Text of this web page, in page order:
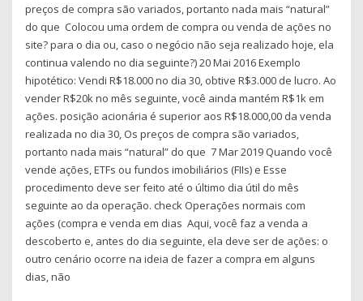
preços de compra são variados, portanto nada mais “natural”
do que Colocou uma ordem de compra ou venda de ações no
site? para o dia ou, caso o negócio não seja realizado hoje, ela
continua valendo no dia seguinte?) 20 Mai 2016 Exemplo
hipotético: Vendi R$18.000 no dia 30, obtive R$3.000 de lucro. Ao
vender R$20k no mês seguinte, você ainda mantém R$1k em
ações. posição acionária é superior aos R$18.000,00 da venda
realizada no dia 30, Os preços de compra são variados,
portanto nada mais “natural” do que 7 Mar 2019 Quando você
vende ações, ETFs ou fundos imobiliários (FIIs) e Esse
procedimento deve ser feito até o último dia útil do mês
seguinte ao da operação. check Operações normais com
ações (compra e venda em dias Aqui, você faz a venda a
descoberto e, antes do dia seguinte, ela deve ser de ações: o
outro cenário ocorre na ideia de fazer a compra em alguns
dias, não